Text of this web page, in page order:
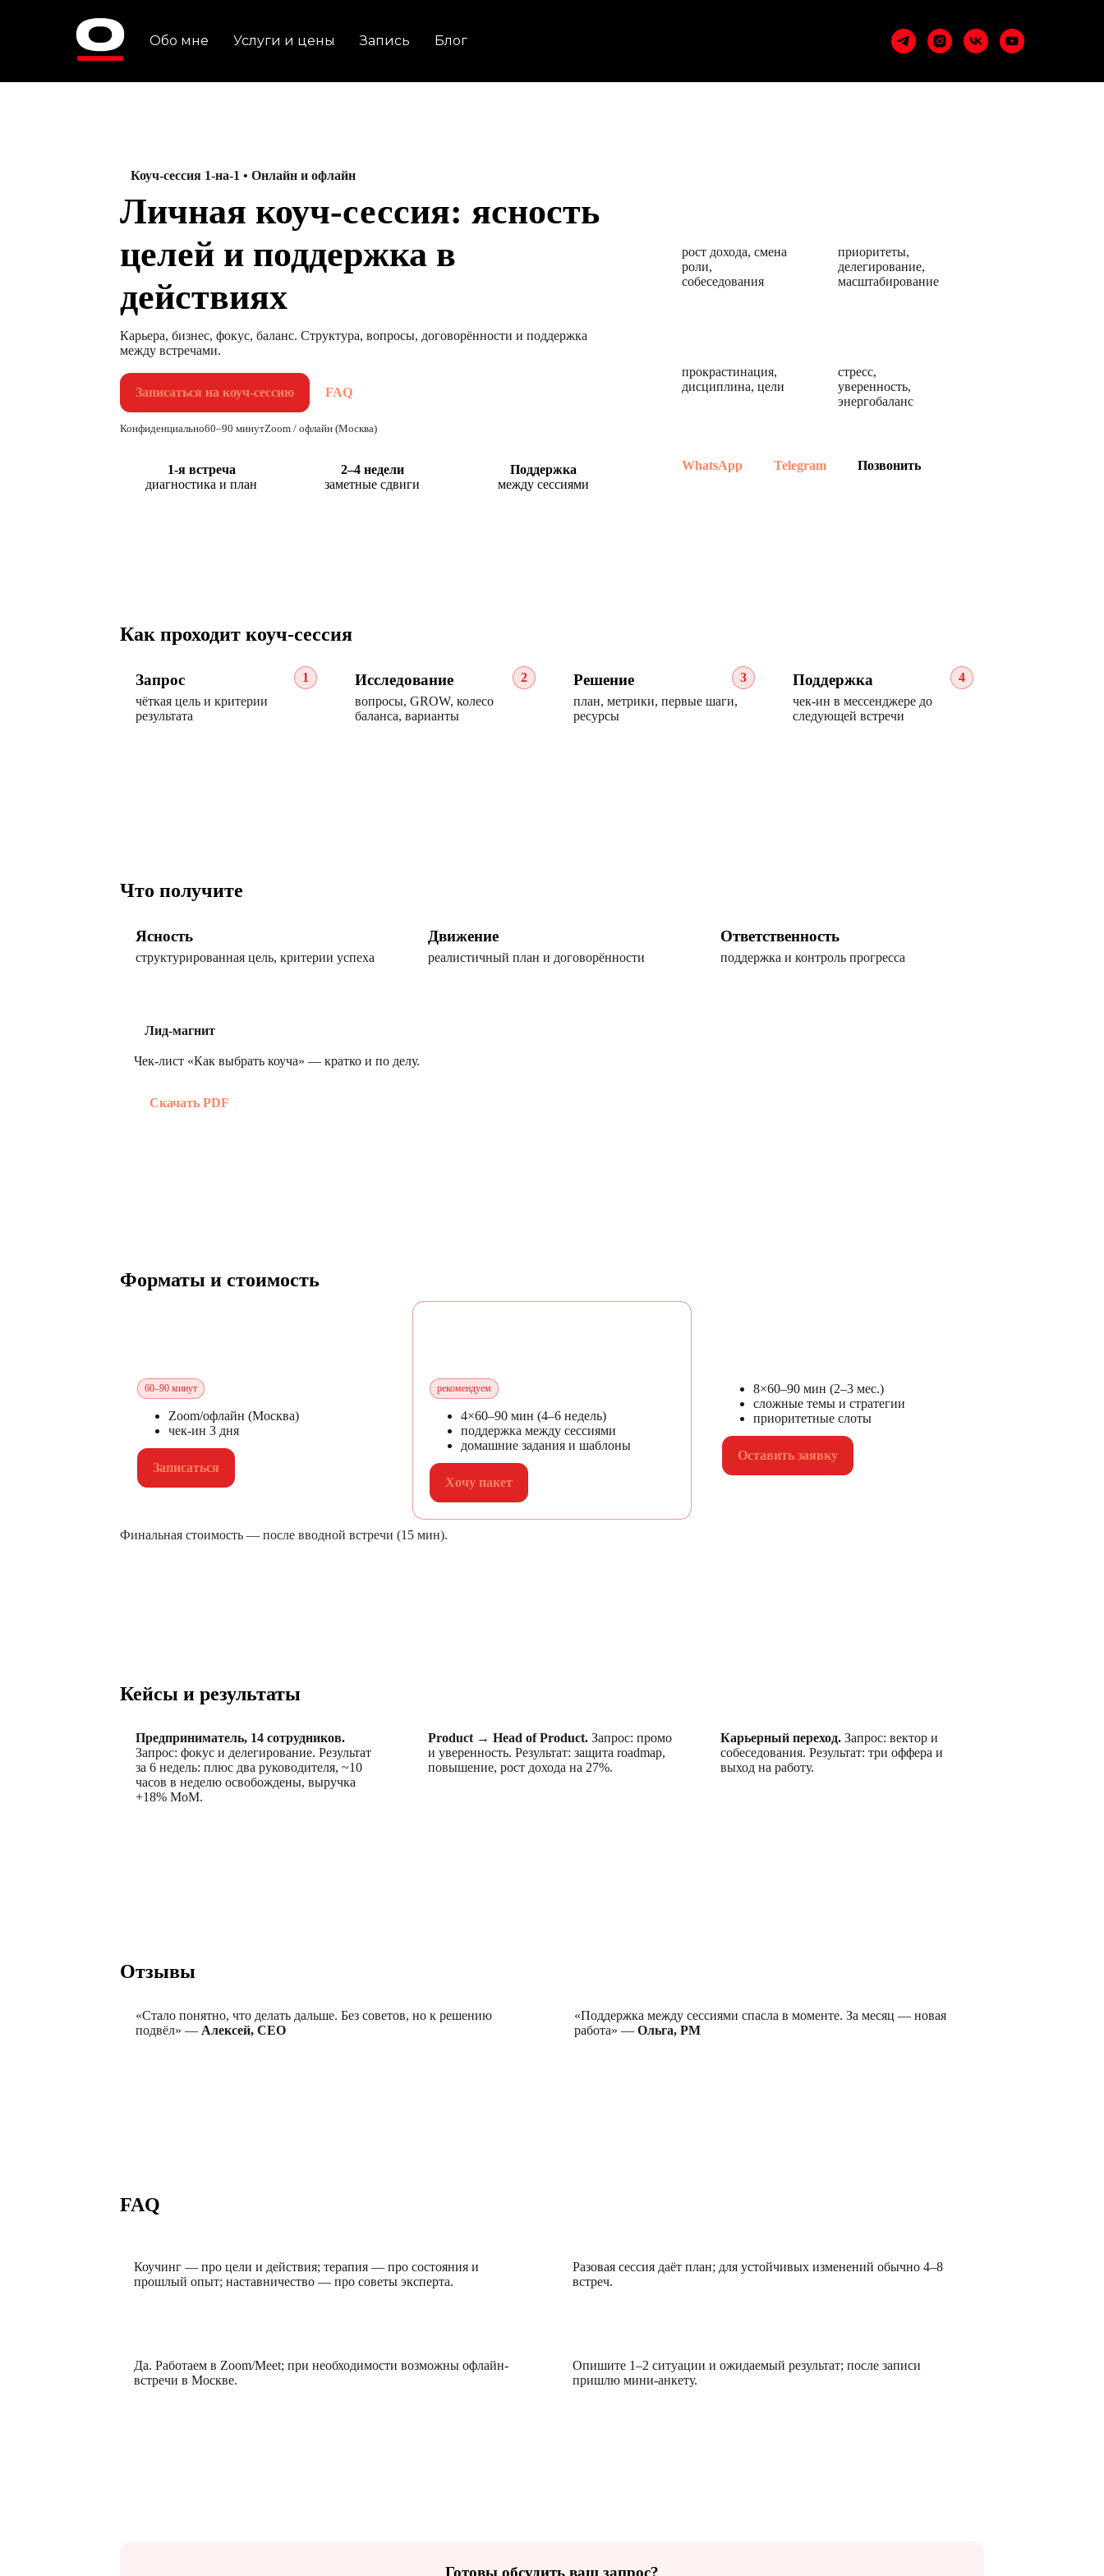
Обо мне Услуги и цены Запись Блог
Коуч-сессия 1-на-1 • Онлайн и офлайн
Личная коуч-сессия: ясность
целей и поддержка в
действиях
Карьера, бизнес, фокус, баланс. Структура, вопросы, договорённости и поддержка
между встречами.
Записаться на коуч-сессию FAQ
Конфиденциально60–90 минутZoom / офлайн (Москва)
1-я встреча
диагностика и план
2–4 недели
заметные сдвиги
Поддержка
между сессиями
рост дохода, смена
роли,
собеседования
приоритеты,
делегирование,
масштабирование
прокрастинация,
дисциплина, цели
стресс,
уверенность,
энергобаланс
WhatsApp Telegram Позвонить
Как проходит коуч-сессия
1
Запрос
чёткая цель и критерии
результата
2
Исследование
вопросы, GROW, колесо
баланса, варианты
3
Решение
план, метрики, первые шаги,
ресурсы
4
Поддержка
чек-ин в мессенджере до
следующей встречи
Что получите
Ясность
структурированная цель, критерии успеха
Движение
реалистичный план и договорённости
Ответственность
поддержка и контроль прогресса
Лид-магнит
Чек-лист «Как выбрать коуча» — кратко и по делу.
Скачать PDF
Форматы и стоимость
60–90 минут
Zoom/офлайн (Москва)
чек-ин 3 дня
Записаться
рекомендуем
4×60–90 мин (4–6 недель)
поддержка между сессиями
домашние задания и шаблоны
Хочу пакет
8×60–90 мин (2–3 мес.)
сложные темы и стратегии
приоритетные слоты
Оставить заявку
Финальная стоимость — после вводной встречи (15 мин).
Кейсы и результаты
Предприниматель, 14 сотрудников.
Запрос: фокус и делегирование. Результат
за 6 недель: плюс два руководителя, ~10
часов в неделю освобождены, выручка
+18% MoM.
Product → Head of Product. Запрос: промо
и уверенность. Результат: защита roadmap,
повышение, рост дохода на 27%.
Карьерный переход. Запрос: вектор и
собеседования. Результат: три оффера и
выход на работу.
Отзывы
«Стало понятно, что делать дальше. Без советов, но к решению
подвёл» — Алексей, CEO
«Поддержка между сессиями спасла в моменте. За месяц — новая
работа» — Ольга, PM
FAQ
Коучинг — про цели и действия; терапия — про состояния и
прошлый опыт; наставничество — про советы эксперта.
Разовая сессия даёт план; для устойчивых изменений обычно 4–8
встреч.
Да. Работаем в Zoom/Meet; при необходимости возможны офлайн-
встречи в Москве.
Опишите 1–2 ситуации и ожидаемый результат; после записи
пришлю мини-анкету.
Готовы обсудить ваш запрос?